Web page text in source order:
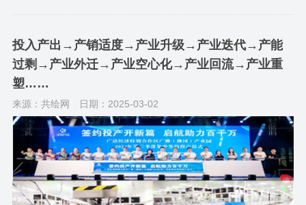
投入产出→产销适度→产业升级→产业迭代→产能
过剩→产业外迁→产业空心化→产业回流→产业重
塑……
来源：共绘网 日期：2025-03-02